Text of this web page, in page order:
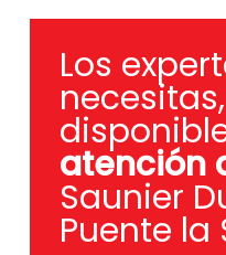
Los
atención
Saunier
Puente la